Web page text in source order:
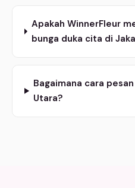
Apakah WinnerFleur
bunga duka cita di
Bagaimana cara
Utara?